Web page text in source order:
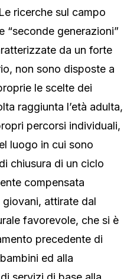
ricerche sul campo
“seconde generazioni”
da un forte
non sono disposte a
le scelte dei
raggiunta l’età adulta,
percorsi individuali,
luogo in cui sono
chiusura di un ciclo
compensata
giovani, attirate dal
favorevole, che si è
precedente di
ed alla